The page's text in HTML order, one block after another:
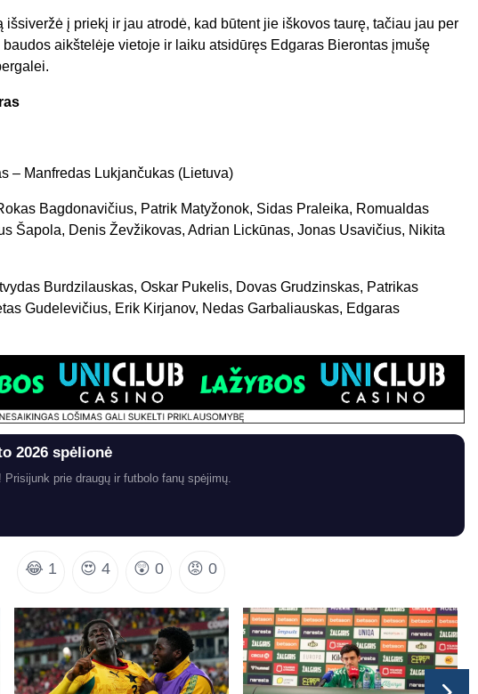
į priekį ir jau atrodė, kad būtent jie iškovos taurę, tačiau jau per
aikštelėje vietoje ir laiku atsidūręs Edgaras Bierontas įmušę
– Manfredas Lukjančukas (Lietuva)
Bagdonavičius, Patrik Matyžonok, Sidas Praleika, Romualdas
Šapola, Denis Ževžikovas, Adrian Lickūnas, Jonas Usavičius, Nikita
Burdzilauskas, Oskar Pukelis, Dovas Grudzinskas, Patrikas
Gudelevičius, Erik Kirjanov, Nedas Garbaliauskas, Edgaras
2026 spėlionė
prie draugų ir futbolo fanų spėjimų.
😂 1 😍 4 😲 0 😡 0